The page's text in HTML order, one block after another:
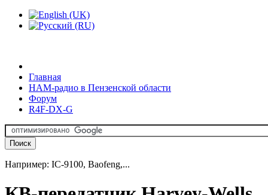
Главная
HAM-радио в Пензенской области
Форум
R4F-DX-G
Например: IC-9100, Baofeng,...